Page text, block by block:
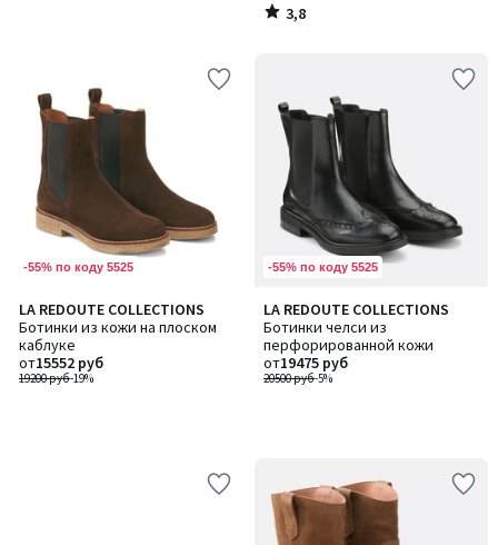
3,8
/
-55% по коду 5525
LA REDOUTE COLLECTIONS
Ботинки из кожи на плоском
каблуке
19200 руб-19%
от15552 руб
-55% по коду 5525
LA REDOUTE COLLECTIONS
Ботинки челси из
перфорированной кожи
20500 руб-5%
от19475 руб